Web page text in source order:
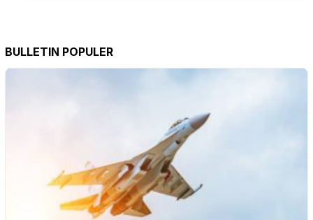
BULLETIN POPULER